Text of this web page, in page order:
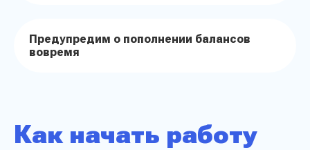
Предупредим о пополнении балансов
вовремя
Как начать работу